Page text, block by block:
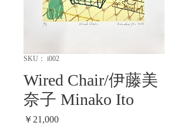
SKU： i002
Wired Chair/伊藤美
奈子 Minako Ito
￥21,000価